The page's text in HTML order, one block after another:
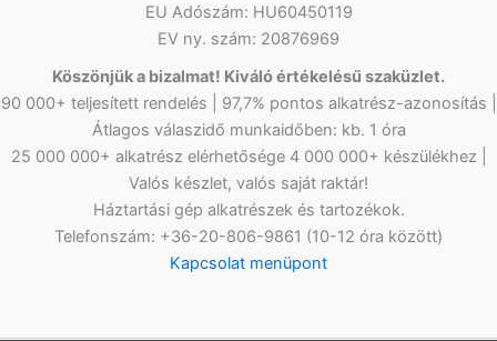
EU Adószám: HU60450119
EV ny. szám: 20876969
Köszönjük a bizalmat! Kiváló értékelésű szaküzlet.
90 000+ teljesített rendelés | 97,7% pontos alkatrész-azonosítás |
Átlagos válaszidő munkaidőben: kb. 1 óra
25 000 000+ alkatrész elérhetősége 4 000 000+ készülékhez |
Valós készlet, valós saját raktár!
Háztartási gép alkatrészek és tartozékok.
Telefonszám: +36-20-806-9861 (10-12 óra között)
Kapcsolat menüpont